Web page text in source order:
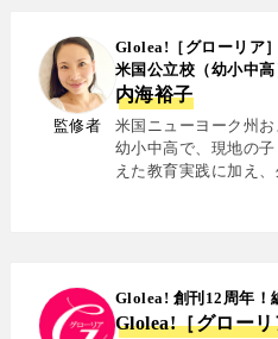
監修者
Glolea!［グローリア
米国公立校（幼小中
内海裕子
米国ニューヨーク州
幼小中高で、現地の
えた教育実践に加え
国籍シェアハウスで
スペイン語・中国語
中の女性や母親と対話
Glolea! 創刊12周年！
Glolea!［グロー